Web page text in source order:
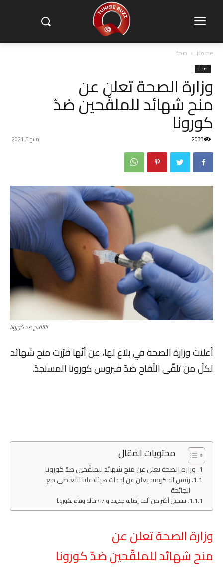
Home صحة
صحة
وزارة الصحة تعلن عن
منح شهائد للملقّحين ضدّ
كورونا
مايو 5, 2021 2033
التلقيح ضد كورونا
أعلنت وزارة الصحة في بلاغ لها، عن أنّها قرّرت منح شهائد
لكلّ من تلقّى اللّقاح ضدّ فيروس كورونا المستجدّ.
محتويات المقال
وزارة الصحة تعلن عن منح شهائد للملقّحين ضدّ كورونا
رئيس الحكومة يعلن عن إحداث هيئة عليا للتعاطي مع
الجائحة
تسجيل أكثر من ألف إصابة جديدة و 47 حالة وفاة بكورونا
وزارة الصحة تعلن عن
منح شهائد للملقّحين ضدّ كورونا